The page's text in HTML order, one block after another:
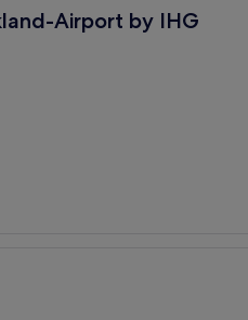
Airport by IHG
by IHG